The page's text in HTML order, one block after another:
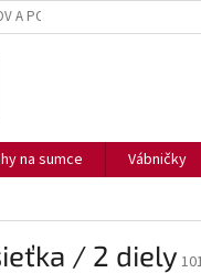
A POUČENIE O COOKIES
na sumce Vábničky
/ 2 diely